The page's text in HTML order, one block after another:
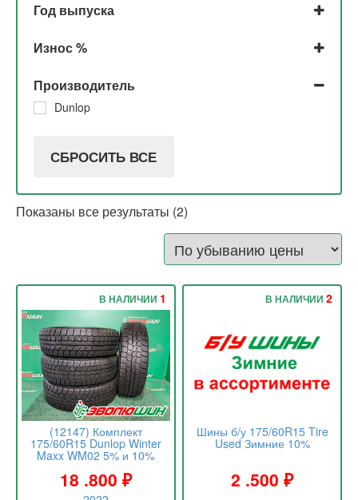
Год выпуска
Износ %
30%
Производитель
Dunlop
СБРОСИТЬ ВСЕ
Показаны все результаты (2)
(12147) Комплект
175/60R15 Dunlop Winter
Maxx WM02 5% и 10%
18 .800 ₽
В НАЛИЧИИ 1
Шины б/у 175/60R15 Tire
Used Зимние 10%
2 .500₽
В НАЛИЧИИ 2